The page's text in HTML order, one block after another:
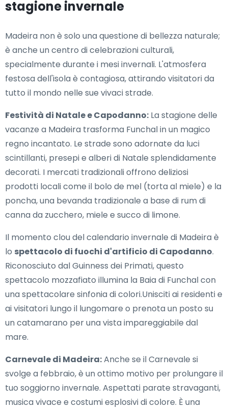
stagione invernale
Madeira non è solo una questione di bellezza naturale;
è anche un centro di celebrazioni culturali,
specialmente durante i mesi invernali. L'atmosfera
festosa dell'isola è contagiosa, attirando visitatori da
tutto il mondo nelle sue vivaci strade.
Festività di Natale e Capodanno: La stagione delle
vacanze a Madeira trasforma Funchal in un magico
regno incantato. Le strade sono adornate da luci
scintillanti, presepi e alberi di Natale splendidamente
decorati. I mercati tradizionali offrono deliziosi
prodotti locali come il bolo de mel (torta al miele) e la
poncha, una bevanda tradizionale a base di rum di
canna da zucchero, miele e succo di limone.
Il momento clou del calendario invernale di Madeira è
lo spettacolo di fuochi d'artificio di Capodanno.
Riconosciuto dal Guinness dei Primati, questo
spettacolo mozzafiato illumina la Baia di Funchal con
una spettacolare sinfonia di colori.Unisciti ai residenti e
ai visitatori lungo il lungomare o prenota un posto su
un catamarano per una vista impareggiabile dal
mare.
Carnevale di Madeira:Anche se il Carnevale si
svolge a febbraio, è un ottimo motivo per prolungare il
tuo soggiorno invernale. Aspettati parate stravaganti,
musica vivace e costumi esplosivi di colore. È una